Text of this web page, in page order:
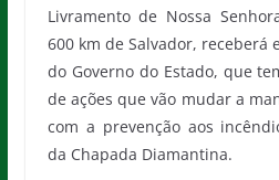
Livramento de Nossa
600 km de Salvador,
do Governo do Estado, que
de ações que vão mudar a
com a prevenção aos
da Chapada Diamantina.